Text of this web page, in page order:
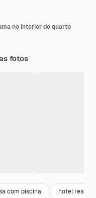
no interior do quarto
fotos
com piscina hotel resort